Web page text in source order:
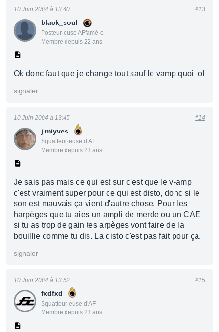
black_soul
Posteur·euse AFfamé·e
Membre depuis 22 ans
10 Juin 2004 à 13:40 #13
Ok donc faut que je change tout sauf le vamp quoi lol
signaler
jimiyves
Squatteur·euse d’AF
Membre depuis 23 ans
10 Juin 2004 à 13:45 #14
Je sais pas mais ce qui est sur c'est que le v-amp
c'est vraiment super pour ce qui est disto, donc si le
son est mauvais ça vient d'autre chose. Pour les
harpèges que tu aies un ampli de merde ou un CAE
si tu as trop de gain tes arpèges vont faire de la
bouillie comme tu dis. La disto c'est pas fait pour ça.
signaler
fxdfxd
Squatteur·euse d’AF
Membre depuis 23 ans
10 Juin 2004 à 13:52 #15